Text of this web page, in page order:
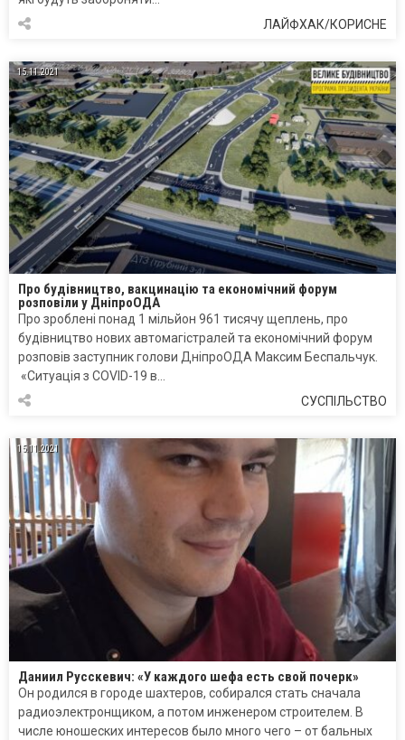
ЛАЙФХАК/КОРИСНЕ
15.11.2021
Про будівництво, вакцинацію та економічний форум
розповіли у ДніпроОДА
Про зроблені понад 1 мільйон 961 тисячу щеплень, про
будівництво нових автомагістралей та економічний форум
розповів заступник голови ДніпроОДА Максим Беспальчук.
«Ситуація з COVID-19 в…
СУСПІЛЬСТВО
15.11.2021
Даниил Русскевич: «У каждого шефа есть свой почерк»
Он родился в городе шахтеров, собирался стать сначала
радиоэлектронщиком, а потом инженером строителем. В
числе юношеских интересов было много чего – от бальных